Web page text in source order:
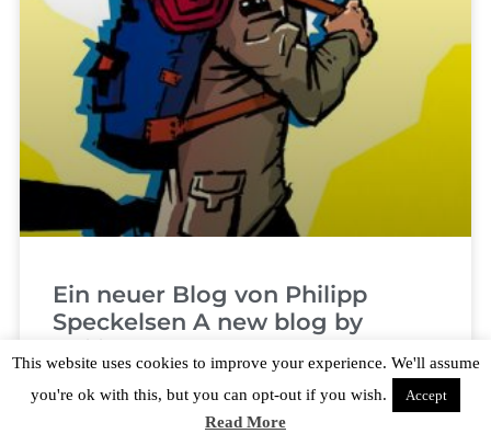
Ein neuer Blog von Philipp
Speckelsen A new blog by
Philipp Spreckelsen
Philipp hat einen neuen Blog.
www.yellowcomic.com . Findet ihr auch im
This website uses cookies to improve your experience. We'll assume
you're ok with this, but you can opt-out if you wish.
Accept
Read More